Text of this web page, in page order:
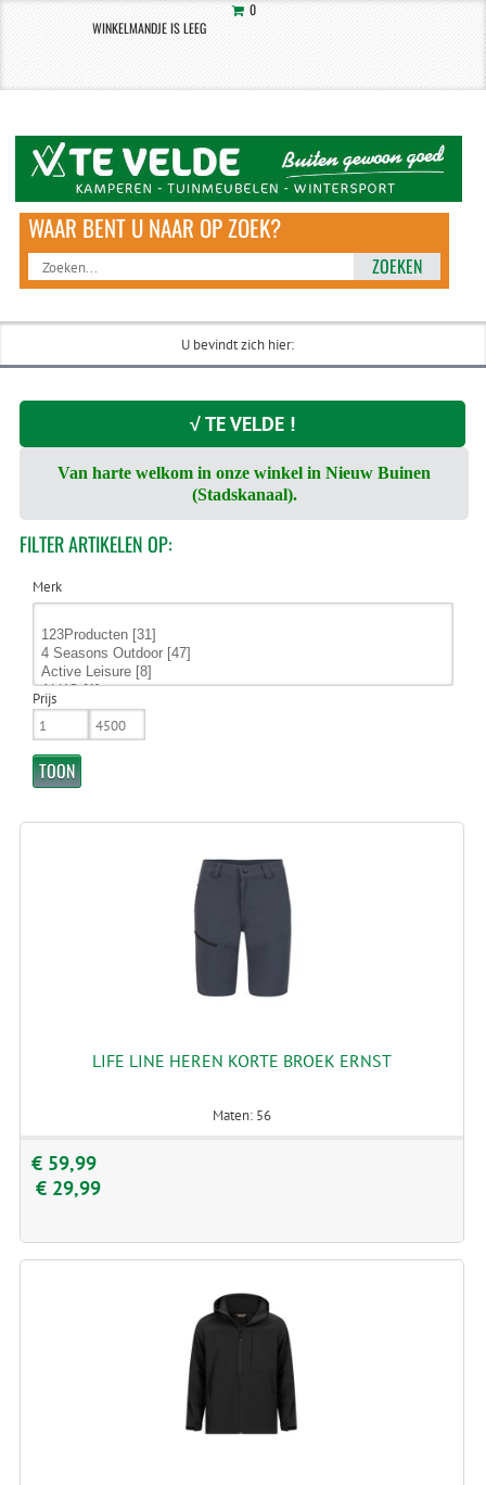
0
WINKELMANDJE IS LEEG
ZOEKEN
U bevindt zich hier:
√ TE VELDE !
Van harte welkom in onze winkel in Nieuw Buinen
(Stadskanaal).
FILTERARTIKELEN OP:
Merk
Prijs
LIFE LINE HEREN KORTE BROEK ERNST
Maten: 56
€ 59,99
€ 29,99